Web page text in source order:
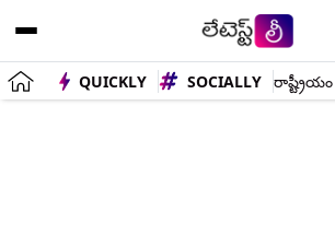
QUICKLY SOCIALLY రాష్ట్రీయం